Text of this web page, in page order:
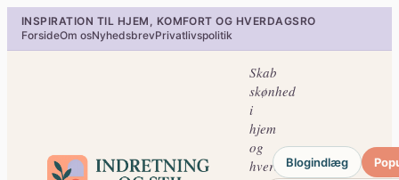
Spring
INSPIRATION TIL HJEM, KOMFORT OG HVERDAGSRO
ForsideOm osNyhedsbrevPrivatlivspolitik
Skab
skønhed
i
hjem
og
hverdagBlogindlæg